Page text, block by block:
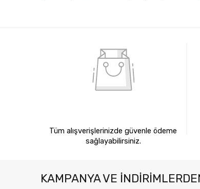
Tüm alışverişlerinizde güvenle ödeme
sağlayabilirsiniz.
KAMPANYA VE